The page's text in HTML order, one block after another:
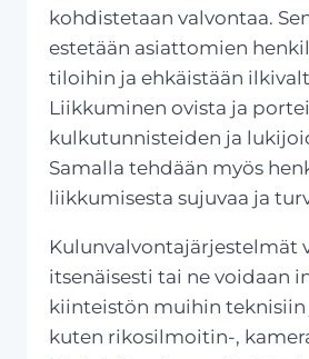
kohdistetaan valvontaa.
estetään asiattomien
tiloihin ja ehkäistään
Liikkuminen ovista ja
kulkutunnisteiden ja
Samalla tehdään myös
liikkumisesta sujuvaa ja
Kulunvalvontajärjestelmät
itsenäisesti tai ne voidaan
kiinteistön muihin
kuten rikosilmoitin-,